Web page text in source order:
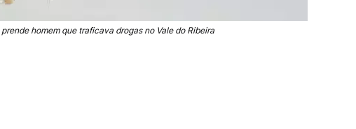
homem que traficava drogas no Vale do Ribeira